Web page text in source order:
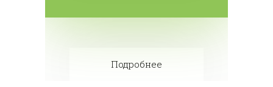
Подробнее